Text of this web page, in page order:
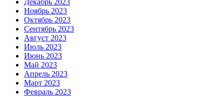
Декабрь 2023
Ноябрь 2023
Октябрь 2023
Сентябрь 2023
Август 2023
Июль 2023
Июнь 2023
Май 2023
Апрель 2023
Март 2023
Февраль 2023